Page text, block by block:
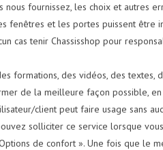
nous fournissez, les choix et autres
fenêtres et les portes puissent être
cas tenir Chassisshop pour
formations, des vidéos, des
de la meilleure façon possible,
client peut faire usage sans
solliciter ce service lorsque
de confort ». Une fois que le